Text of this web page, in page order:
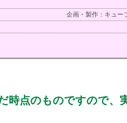
企画・製作：キュー
時点のものですので、